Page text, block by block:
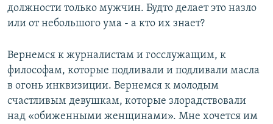
должности только мужчин. Будто делает это назло
или от небольшого ума - а кто их знает?
Вернемся к журналистам и госслужащим, к
философам, которые подливали и подливали масла
в огонь инквизиции. Вернемся к молодым
счастливым девушкам, которые злорадствовали
над «обиженными женщинами». Мне хочется им